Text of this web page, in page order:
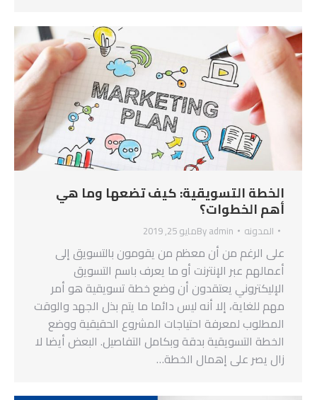
الخطة التسويقية: كيف تضعها وما هي
أهم الخطوات؟
المدونه Byadmin مايو 25, 2019
على الرغم من أن معظم من يقومون بالتسويق إلى
أعمالهم عبر الإنترنت أو ما يعرف باسم التسويق
الإليكتروني يعتقدون أن وضع خطة تسويقية هو أمر
مهم للغاية، إلا أنه ليس دائما ما يتم بذل الجهد والوقت
المطلوب لمعرفة احتياجات المشروع الحقيقية ووضع
الخطة التسويقية بدقة وبكامل التفاصيل. البعض أيضا لا
زال يصر على إهمال الخطة…